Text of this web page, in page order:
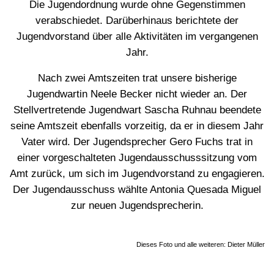
Die Jugendordnung wurde ohne Gegenstimmen
verabschiedet. Darüberhinaus berichtete der
Jugendvorstand über alle Aktivitäten im vergangenen
Jahr.
Nach zwei Amtszeiten trat unsere bisherige
Jugendwartin Neele Becker nicht wieder an. Der
Stellvertretende Jugendwart Sascha Ruhnau beendete
seine Amtszeit ebenfalls vorzeitig, da er in diesem Jahr
Vater wird. Der Jugendsprecher Gero Fuchs trat in
einer vorgeschalteten Jugendausschusssitzung vom
Amt zurück, um sich im Jugendvorstand zu engagieren.
Der Jugendausschuss wählte Antonia Quesada Miguel
zur neuen Jugendsprecherin.
Dieses Foto und alle weiteren: Dieter Müller